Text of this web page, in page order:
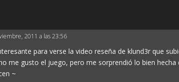
2011 a las 23:56
para verse la video reseña de klund3r que
me gusto el juego, pero me sorprendió lo bien hecha
~